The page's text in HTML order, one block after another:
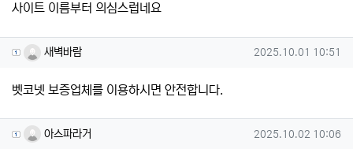
사이트 이름부터 의심스럽네요
새벽바람님의 댓글
새벽바람 작성일
2025.10.01 10:51
벳코넷 보증업체를 이용하시면 안전합니다.
아스파라거님의 댓글
아스파라거 작성일
2025.10.02 10:06